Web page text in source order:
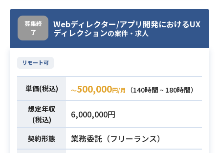
業務内容
仕様作成など、ゲームの核心部分の
クオリティ向上を担うポジションで
す。
【仕事内容】
・エネミー（ボス含む）のAI設計
・エネミーのモーション改修
・エネミーのモーション、ギミック
の仕様作成
・インゲームのレベルデザイン業務
※詳細は面談時にお伝えします。
募集終
了
Webディレクター/アプリ開発におけるUX
ディレクションの案件・求人
リモート可
単価(税込) 〜500,000円/月
（140時間 ~ 180時間）
想定年収
(税込)
6,000,000円
契約形態 業務委託（フリーランス）